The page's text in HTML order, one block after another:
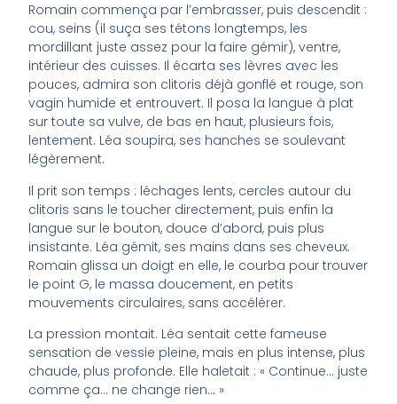
Romain commença par l’embrasser, puis descendit :
cou, seins (il suça ses tétons longtemps, les
mordillant juste assez pour la faire gémir), ventre,
intérieur des cuisses. Il écarta ses lèvres avec les
pouces, admira son clitoris déjà gonflé et rouge, son
vagin humide et entrouvert. Il posa la langue à plat
sur toute sa vulve, de bas en haut, plusieurs fois,
lentement. Léa soupira, ses hanches se soulevant
légèrement.
Il prit son temps : léchages lents, cercles autour du
clitoris sans le toucher directement, puis enfin la
langue sur le bouton, douce d’abord, puis plus
insistante. Léa gémit, ses mains dans ses cheveux.
Romain glissa un doigt en elle, le courba pour trouver
le point G, le massa doucement, en petits
mouvements circulaires, sans accélérer.
La pression montait. Léa sentait cette fameuse
sensation de vessie pleine, mais en plus intense, plus
chaude, plus profonde. Elle haletait : « Continue… juste
comme ça… ne change rien… »